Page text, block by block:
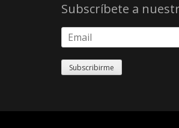
Subscríbete a